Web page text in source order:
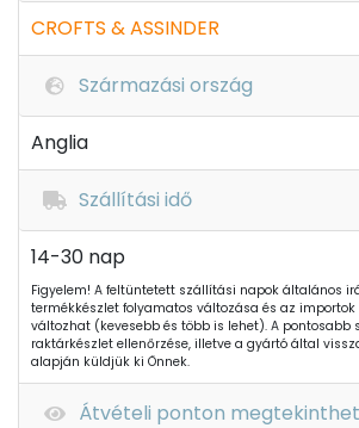
CROFTS & ASSINDER
Származási ország
Anglia
Szállítási idő
14-30 nap
Figyelem! A feltüntetett szállítási napok általános
termékkészlet folyamatos változása és az importok
változhat (kevesebb és több is lehet). A
raktárkészlet ellenőrzése, illetve a gyártó által
alapján küldjük ki Önnek.
Átvételi ponton